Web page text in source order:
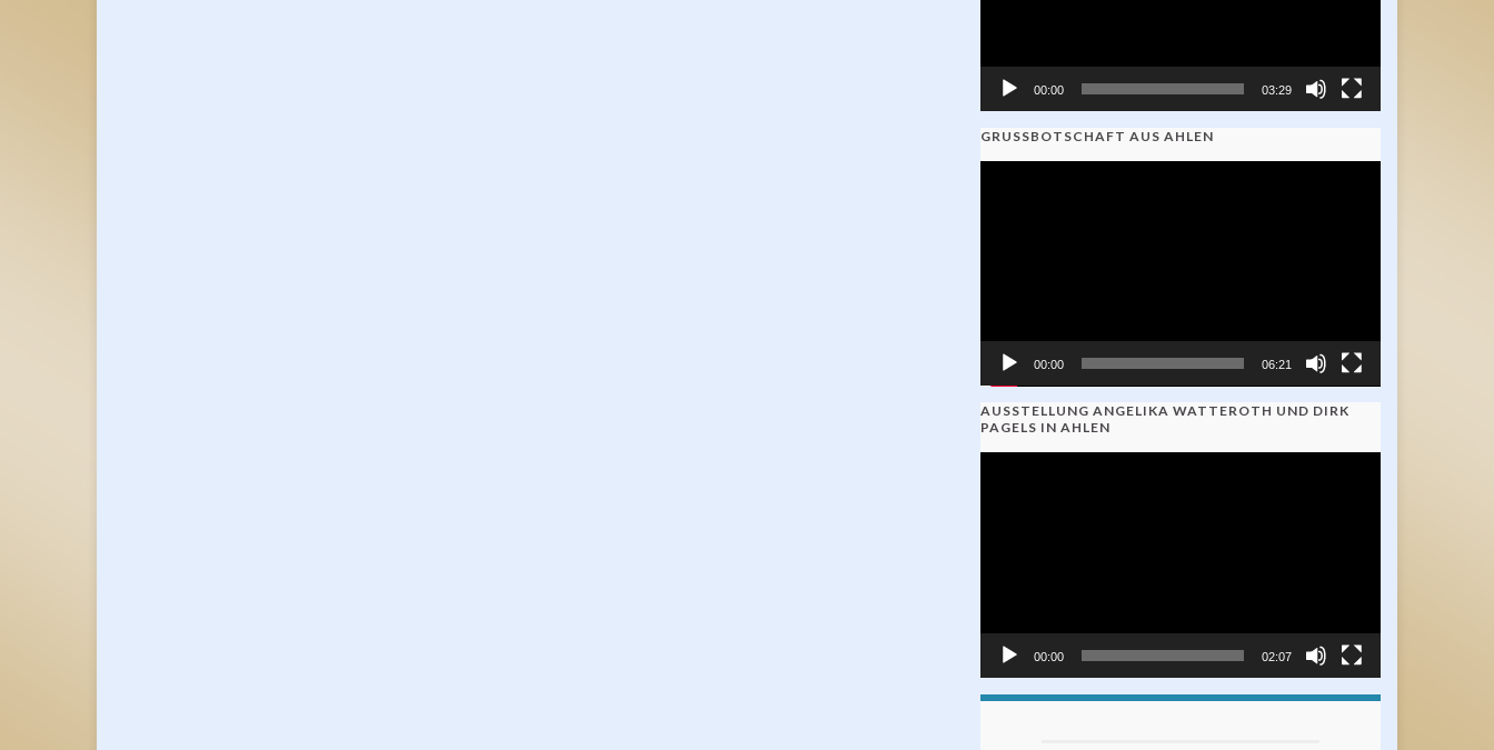
00:00 03:29
GRUSSBOTSCHAFT AUS AHLEN
00:00 06:21
AUSSTELLUNG ANGELIKA WATTEROTH UND DIRK
PAGELS IN AHLEN
00:00 02:07